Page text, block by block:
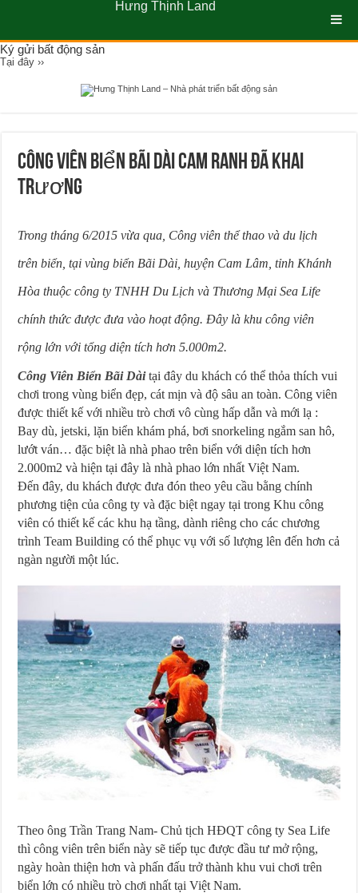
Ký gửi bất động sản
Tại đây ››
Công Viên Biển Bãi Dài Cam Ranh Đã Khai
Trương
Trong tháng 6/2015 vừa qua, Công viên thể thao và du lịch
trên biển, tại vùng biển Bãi Dài, huyện Cam Lâm, tỉnh Khánh
Hòa thuộc công ty TNHH Du Lịch và Thương Mại Sea Life
chính thức được đưa vào hoạt động. Đây là khu công viên
rộng lớn với tổng diện tích hơn 5.000m2.
Công Viên Biển Bãi Dàitại đây du khách có thể thỏa thích vui
chơi trong vùng biển đẹp, cát mịn và độ sâu an toàn. Công viên
được thiết kế với nhiều trò chơi vô cùng hấp dẫn và mới lạ :
Bay dù, jetski, lặn biển khám phá, bơi snorkeling ngắm san hô,
lướt ván… đặc biệt là nhà phao trên biển với diện tích hơn
2.000m2 và hiện tại đây là nhà phao lớn nhất Việt Nam.
Đến đây, du khách được đưa đón theo yêu cầu bằng chính
phương tiện của công ty và đặc biệt ngay tại trong Khu công
viên có thiết kế các khu hạ tầng, dành riêng cho các chương
trình Team Building có thể phục vụ với số lượng lên đến hơn cả
ngàn người một lúc.
Theo ông Trần Trang Nam- Chủ tịch HĐQT công ty Sea Life
thì công viên trên biển này sẽ tiếp tục được đầu tư mở rộng,
ngày hoàn thiện hơn và phấn đấu trở thành khu vui chơi trên
biển lớn có nhiều trò chơi nhất tại Việt Nam.
Hưng Thịnh Land